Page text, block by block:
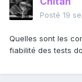
Posté 19
Quelles sont les
fiabilité des tests